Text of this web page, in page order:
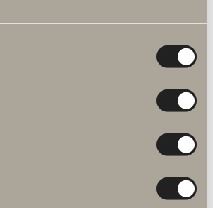
Löydät ne YouTube -
lisävalinnat